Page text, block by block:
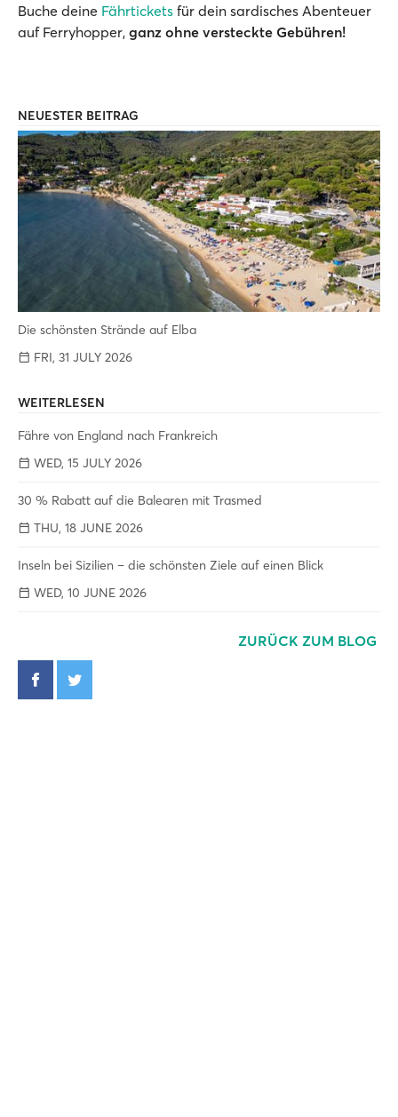
Buche deine Fährtickets für dein sardisches Abenteuer
auf Ferryhopper, ganz ohne versteckte Gebühren!
NEUESTER BEITRAG
Die schönsten Strände auf Elba
FRI, 31 JULY 2026
WEITERLESEN
Fähre von England nach Frankreich
WED, 15 JULY 2026
30 % Rabatt auf die Balearen mit Trasmed
THU, 18 JUNE 2026
Inseln bei Sizilien – die schönsten Ziele auf einen Blick
WED, 10 JUNE 2026
ZURÜCK ZUM BLOG